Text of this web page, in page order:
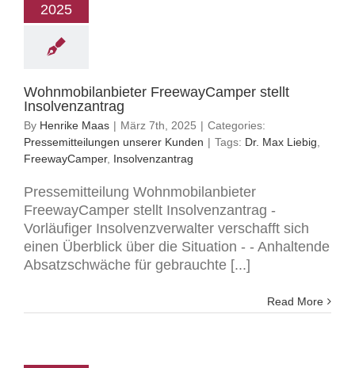
2025
Wohnmobilanbieter FreewayCamper stellt
Insolvenzantrag
By Henrike Maas | März 7th, 2025 | Categories:
Pressemitteilungen unserer Kunden | Tags: Dr. Max Liebig
FreewayCamper, Insolvenzantrag
Pressemitteilung Wohnmobilanbieter
FreewayCamper stellt Insolvenzantrag -
Vorläufiger Insolvenzverwalter verschafft sich
einen Überblick über die Situation - - Anhaltende
Absatzschwäche für gebrauchte [...]
Read More